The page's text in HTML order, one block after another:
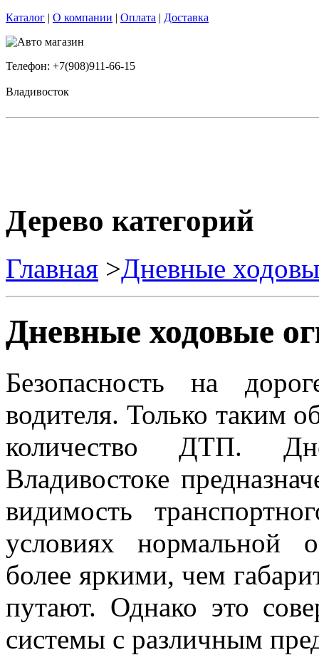
Каталог | О компании | Оплата | Доставка
Телефон: +7(908)911-66-15
Владивосток
Дерево категорий
Главная >Дневные
Дневные ходовые
Безопасность на
водителя. Только таким
количество ДТП.
Владивостоке
видимость
условиях нормальной
более яркими, чем
путают. Однако это
системы с различным